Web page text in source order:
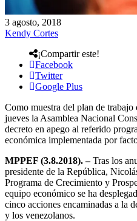
3 agosto, 2018
Kendy Cortes
¡Compartir este!
Facebook
Twitter
Google Plus
Como muestra del plan de
jueves la Asamblea Nacional
decreto en apego al referido
económica implementada por
MPPEF (3.8.2018). –Tras los
presidente de la República,
Programa de Crecimiento y
equipo económico se ha
cinco acciones encaminadas a la
y los venezolanos.